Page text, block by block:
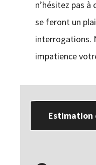
n’hésitez pas
se feront un
interrogations.
impatience
Estimation